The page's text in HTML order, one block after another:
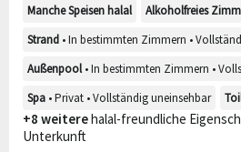
Manche Speisen halal
Alkoholfreies
Strand • In bestimmten Zimmern •
Außenpool• In bestimmten Zimmern •
Spa • Privat • Vollständig uneinsehbar
+8 weiterehalal-freundliche
Unterkunft